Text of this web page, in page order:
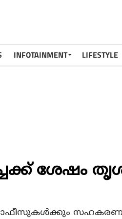
INFOTAINMENT LIFESTYLE
ശേഷം
ഓഫീസുകൾക്കും